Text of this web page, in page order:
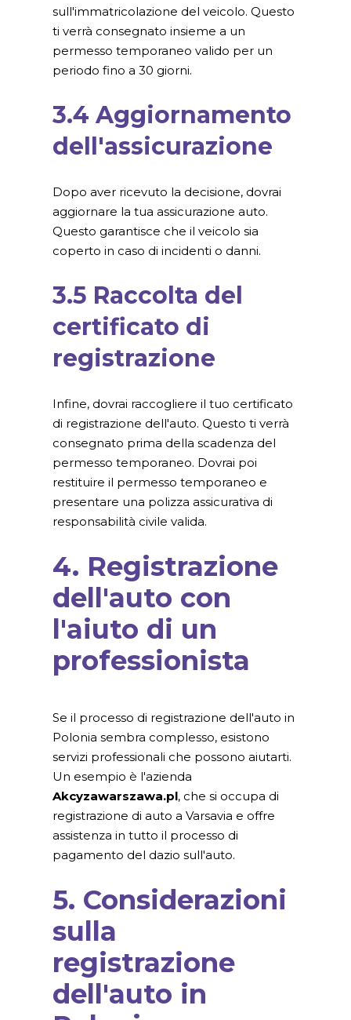
sull'immatricolazione del veicolo. Questo
ti verrà consegnato insieme a un
permesso temporaneo valido per un
periodo fino a 30 giorni.
3.4 Aggiornamento
dell'assicurazione
Dopo aver ricevuto la decisione, dovrai
aggiornare la tua assicurazione auto.
Questo garantisce che il veicolo sia
coperto in caso di incidenti o danni.
3.5 Raccolta del
certificato di
registrazione
Infine, dovrai raccogliere il tuo certificato
di registrazione dell'auto. Questo ti verrà
consegnato prima della scadenza del
permesso temporaneo. Dovrai poi
restituire il permesso temporaneo e
presentare una polizza assicurativa di
responsabilità civile valida.
4. Registrazione
dell'auto con
l'aiuto di un
professionista
Se il processo di registrazione dell'auto in
Polonia sembra complesso, esistono
servizi professionali che possono aiutarti.
Un esempio è l'azienda
Akcyzawarszawa.pl, che si occupa di
registrazione di auto a Varsavia e offre
assistenza in tutto il processo di
pagamento del dazio sull'auto.
5. Considerazioni
sulla
registrazione
dell'auto in